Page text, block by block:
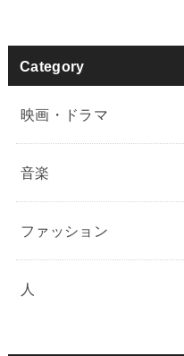
Category
映画・ドラマ
音楽
ファッション
人